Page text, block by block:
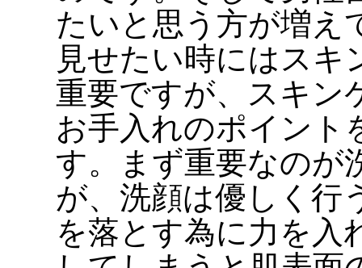
たいと思う方が増え
見せたい時にはス
重要ですが、スキン
お手入れのポイント
す。まず重要なのが
が、洗顔は優しく行
を落とす為に力を入